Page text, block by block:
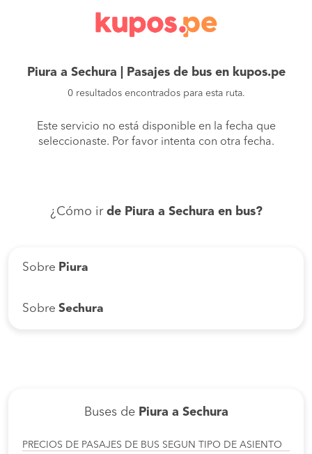
Piura a Sechura | Pasajes de bus en kupos.pe
0 resultados encontrados para esta ruta.
Este servicio no está disponible en la fecha que
seleccionaste. Por favor intenta con otra fecha.
¿Cómo ir de Piura a Sechura en bus?
Sobre Piura
Sobre Sechura
Buses de Piura a Sechura
PRECIOS DE PASAJES DE BUS SEGUN TIPO DE ASIENTO